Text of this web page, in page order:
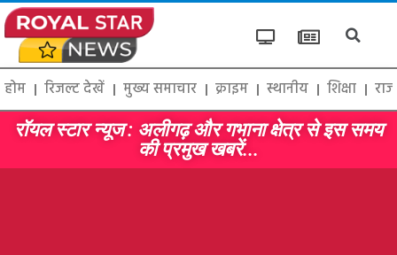
होम रिजल्ट देखें मुख्य समाचार क्राइम स्थानीय शिक्षा
रॉयल स्टार न्यूज : अलीगढ़ और गभाना क्षेत्र से इस समय
की प्रमुख खबरें...